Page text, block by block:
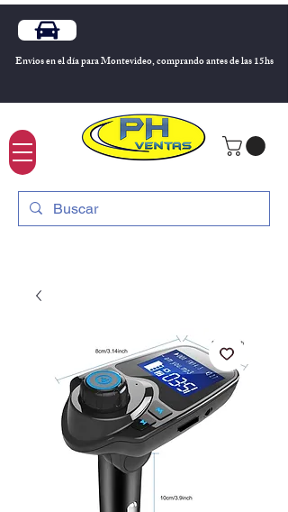
Envios en el día para Montevideo, comprando antes de las 15hs